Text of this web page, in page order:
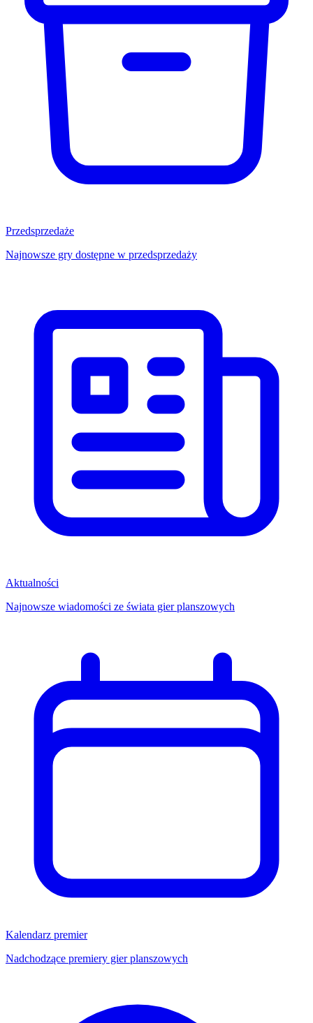
Przedsprzedaże
Najnowsze gry dostępne w przedsprzedaży
Aktualności
Najnowsze wiadomości ze świata gier planszowych
Kalendarz premier
Nadchodzące premiery gier planszowych